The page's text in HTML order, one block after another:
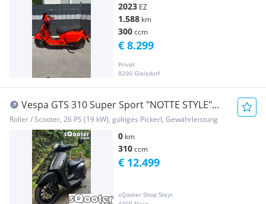
2023 EZ
1.588 km
300ccm
Privat
8200 Gleisdorf
€ 8.299
Vespa GTS 310 Super Sport "NOTTE STYLE"
MY25 E5+ (sta...
Roller / Scooter, 26 PS (19 kW), gültiges Pickerl, Gewährleistung
0 km
310ccm
sQooter Shop Steyr
€ 12.499